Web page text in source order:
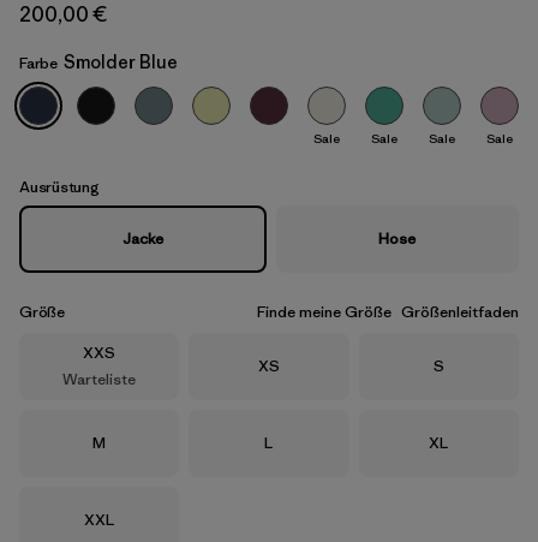
Smolder Blue
200,00 €
Farbe Smolder Blue
Sale Sale Sale Sale
Ausrüstung
Jacke Hose
Größe Finde meine Größe Größenleitfaden
Größe
XXS
Warteliste
Größe
XS Größe
S
Größe
M Größe
L Größe
XL
Größe
XXL